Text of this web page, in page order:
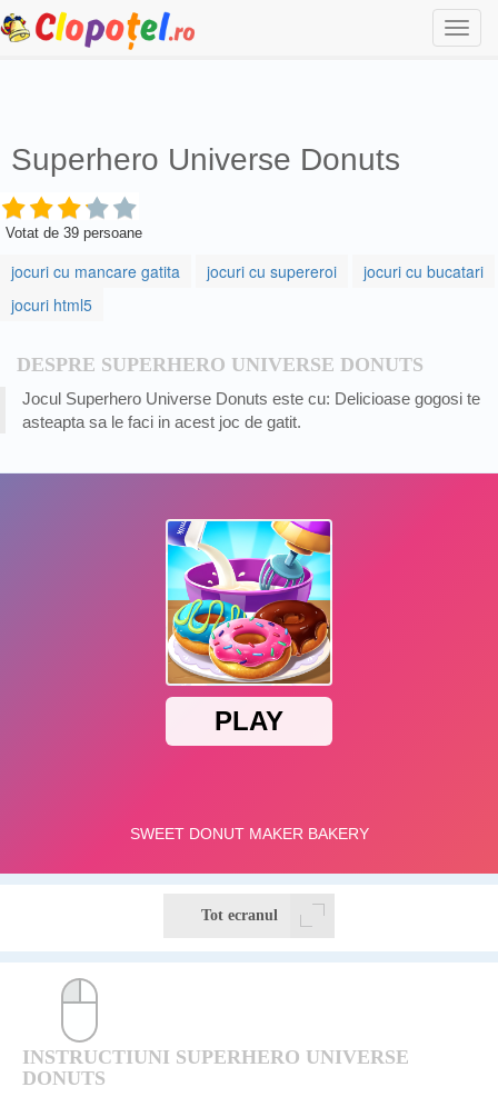
Superhero Universe Donuts
Votat de 39 persoane
jocuri cu mancare gatita jocuri cu supereroi
jocuri cu bucatari
jocuri html5
DESPRE SUPERHERO UNIVERSE DONUTS
Jocul Superhero Universe Donuts este cu: Delicioase gogosi te
asteapta sa le faci in acest joc de gatit.
Tot ecranul
INSTRUCTIUNI SUPERHERO UNIVERSE
DONUTS